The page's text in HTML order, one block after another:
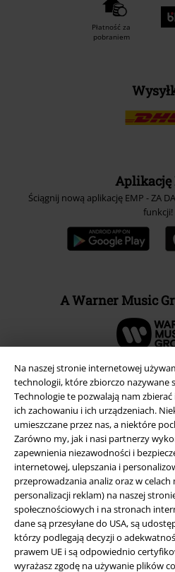
Na naszej stronie internetowej
technologii, które zbiorczo nazywane
Technologie te pozwalają nam
ich zachowaniu i ich urządzeniach.
umieszczane przez nas, a niektóre
Zarówno my, jak i nasi partnerzy
zapewnienia niezawodności i
internetowej, ulepszania i
przeprowadzania analiz oraz w
personalizacji reklam) na naszej
społecznościowych i na stronach
dane są przesyłane do USA, są
którzy podlegają decyzji o
prawem UE i są odpowiednio
wyrażasz zgodę na używanie plików
Płatność za
pobraniem
Aplikację
Ściągnij nową aplikację EMP - ZA
funkcji!
A Warner Music
Informacje prawne
Regulamin
Dane firmy